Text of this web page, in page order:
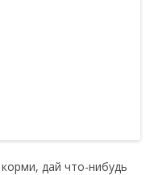
дай что-нибудь